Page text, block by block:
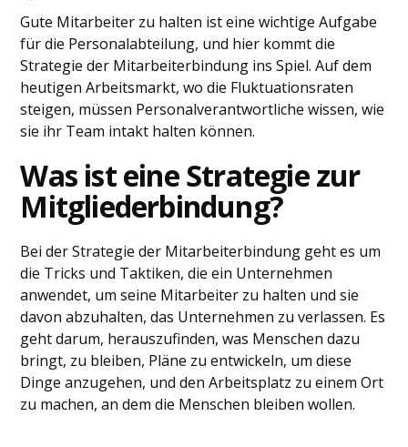
Gute Mitarbeiter zu halten ist eine wichtige Aufgabe
für die Personalabteilung, und hier kommt die
Strategie der Mitarbeiterbindung ins Spiel. Auf dem
heutigen Arbeitsmarkt, wo die Fluktuationsraten
steigen, müssen Personalverantwortliche wissen, wie
sie ihr Team intakt halten können.
Was ist eine Strategie zur
Mitgliederbindung?
Bei der Strategie der Mitarbeiterbindung geht es um
die Tricks und Taktiken, die ein Unternehmen
anwendet, um seine Mitarbeiter zu halten und sie
davon abzuhalten, das Unternehmen zu verlassen. Es
geht darum, herauszufinden, was Menschen dazu
bringt, zu bleiben, Pläne zu entwickeln, um diese
Dinge anzugehen, und den Arbeitsplatz zu einem Ort
zu machen, an dem die Menschen bleiben wollen.